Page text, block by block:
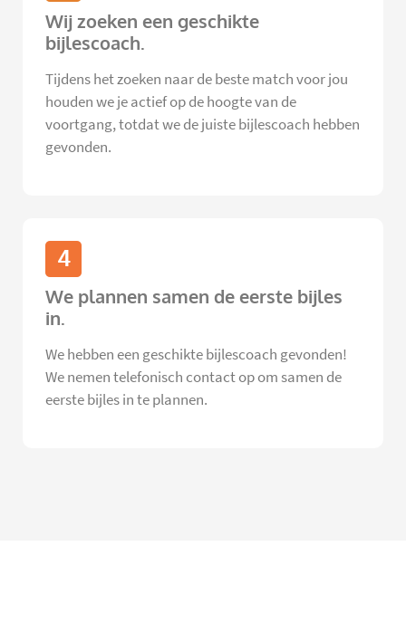
Wij zoeken een geschikte
bijlescoach.
Tijdens het zoeken naar de beste match voor jou
houden we je actief op de hoogte van de
voortgang, totdat we de juiste bijlescoach hebben
gevonden.
4
We plannen samen de eerste bijles
in.
We hebben een geschikte bijlescoach gevonden!
We nemen telefonisch contact op om samen de
eerste bijles in te plannen.